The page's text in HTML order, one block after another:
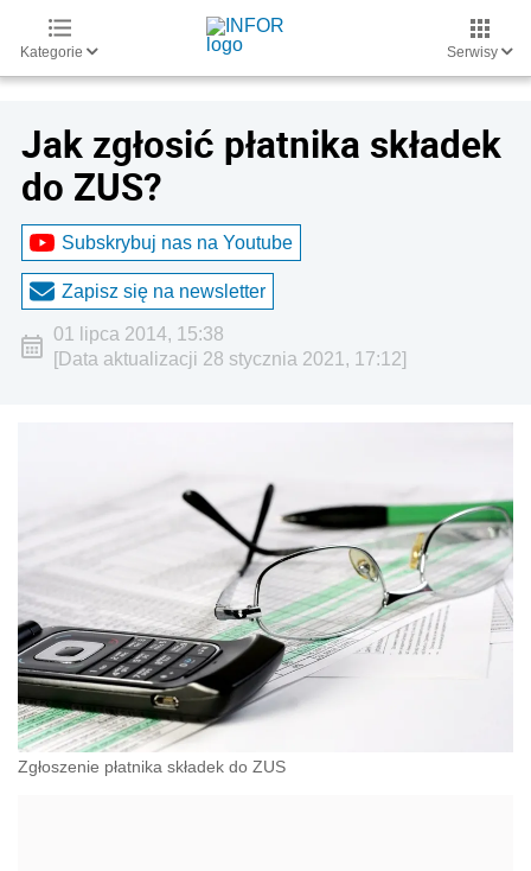
Kategorie Serwisy
Jak zgłosić płatnika składek
do ZUS?
Subskrybuj nas na Youtube
Zapisz się na newsletter
01 lipca 2014, 15:38
[Data aktualizacji 28 stycznia 2021, 17:12]
Zgłoszenie płatnika składek do ZUS